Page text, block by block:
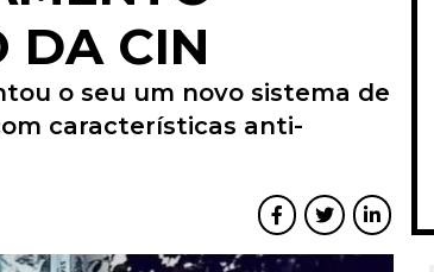
DA CIN
o seu um novo sistema de
características anti-